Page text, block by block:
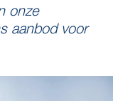
onze
aanbod voor